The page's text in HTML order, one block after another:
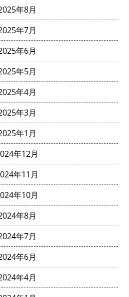
年8月
年7月
年6月
年5月
年4月
年3月
年1月
年12月
年11月
年10月
年8月
年7月
年6月
年4月